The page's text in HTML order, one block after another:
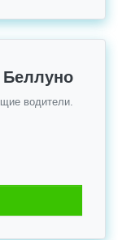
Беллуно
водители.